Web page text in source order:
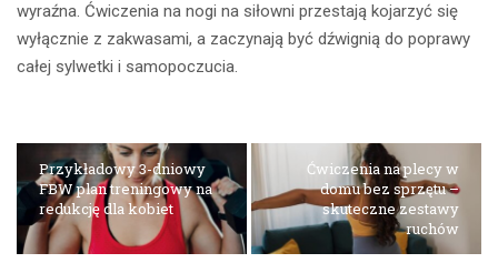
wyraźna. Ćwiczenia na nogi na siłowni przestają kojarzyć się
wyłącznie z zakwasami, a zaczynają być dźwignią do poprawy
całej sylwetki i samopoczucia.
Przykładowy 3-dniowy
FBW plan treningowy na
redukcję dla kobiet
Ćwiczenia na plecy w
domu bez sprzętu –
skuteczne zestawy
ruchów